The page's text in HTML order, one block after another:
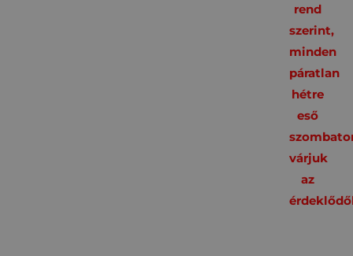
rend
szerint,
minden
páratlan
hétre
eső
várjuk
az